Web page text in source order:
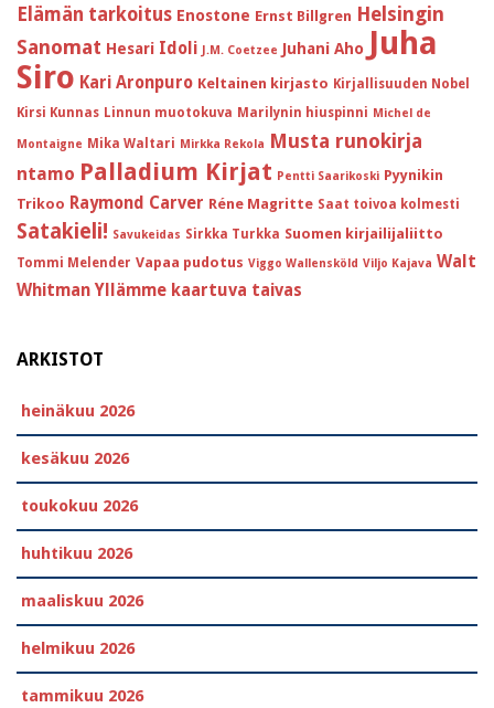
Elämän tarkoitus Enostone Ernst Billgren Helsingin
Sanomat Hesari Idoli J.M. Coetzee Juhani Aho Juha
Siro Kari Aronpuro Keltainen kirjasto Kirjallisuuden Nobel
Kirsi Kunnas Linnun muotokuva Marilynin hiuspinni Michel de
Montaigne Mika Waltari Mirkka Rekola Musta runokirja
ntamo Palladium Kirjat Pentti Saarikoski Pyynikin
Trikoo Raymond Carver Réne Magritte Saat toivoa kolmesti
Satakieli! Savukeidas Sirkka Turkka Suomen kirjailijaliitto
Tommi Melender Vapaa pudotus Viggo Wallensköld Viljo Kajava Walt
Whitman Yllämme kaartuva taivas
ARKISTOT
heinäkuu 2026
kesäkuu 2026
toukokuu 2026
huhtikuu 2026
maaliskuu 2026
helmikuu 2026
tammikuu 2026